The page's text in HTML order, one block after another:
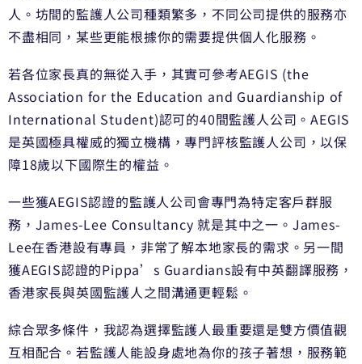
人。坊間的監護人公司種類繁多，不同公司提供的服務亦
不盡相同，某些更能根據你的需要提供個人化服務。
若各位家長真的無從入手，其實可參考AEGIS (the
Association for the Education and Guardianship of
International Student)認可的40間監護人公司。AEGIS
是英國極具權威的獨立機構，專門評核監護人公司，以保
障18歲以下國際生的權益。
一些獲AEGIS認證的監護人公司會專門為特定客戶群服
務，James-Lee Consultancy 就是其中之一。James-
Lee在香港設有專員，非常了解本地家長的需求。另一間
獲AEGIS認證的Pippa’s Guardians設有中英翻譯服務，
香港家長與英國監護人之間溝通更輕鬆。
綜合眾多條件，我認為選擇監護人最重要還是雙方價值觀
互相配合。若監護人能設身處地為你的孩子著想，服務範